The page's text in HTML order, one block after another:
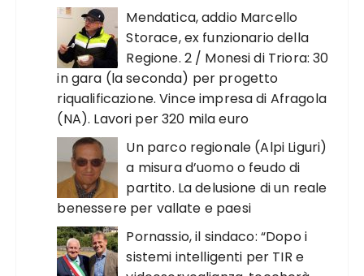
Mendatica, addio Marcello
Storace, ex funzionario della
Regione. 2 / Monesi di Triora: 30
in gara (la seconda) per progetto
riqualificazione. Vince impresa di Afragola
(NA). Lavori per 320 mila euro
Un parco regionale (Alpi Liguri)
a misura d’uomo o feudo di
partito. La delusione di un reale
benessere per vallate e paesi
Pornassio, il sindaco: “Dopo i
sistemi intelligenti per TIR e